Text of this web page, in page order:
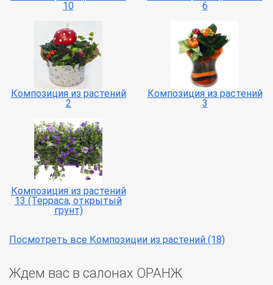
10
6
Композиция из растений
2
Композиция из растений
3
Композиция из растений
13 (Терраса, открытый
грунт)
Посмотреть все Композиции из растений (18)
Ждем вас в салонах ОРАНЖ